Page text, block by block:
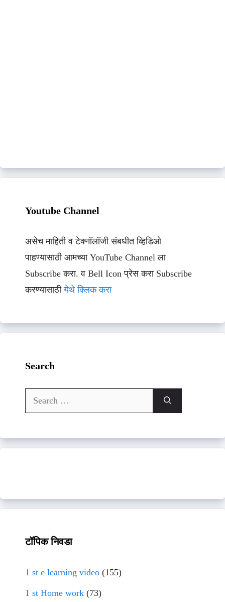
Youtube Channel
असेच माहिती व टेक्नॉलॉजी संबधीत व्हिडिओ
पाहण्यासाठी आमच्या YouTube Channel ला
Subscribe करा. व Bell Icon प्रेस करा Subscribe
करण्यासाठीयेथे क्लिक करा
Search
Search
for:
टॉपिक निवडा
1 st e learning video (155)
1 st Home work (73)